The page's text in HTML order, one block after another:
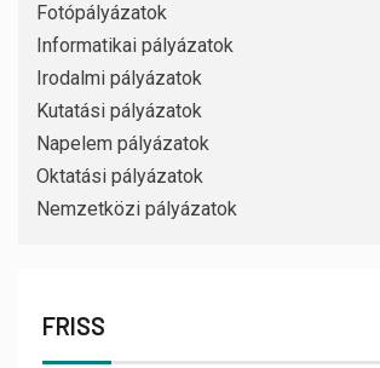
Fotópályázatok
Informatikai pályázatok
Irodalmi pályázatok
Kutatási pályázatok
Napelem pályázatok
Oktatási pályázatok
Nemzetközi pályázatok
FRISS